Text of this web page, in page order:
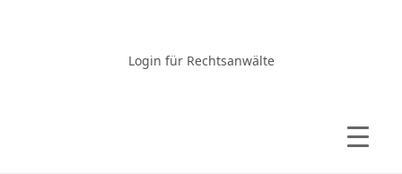
Login für Rechtsanwälte